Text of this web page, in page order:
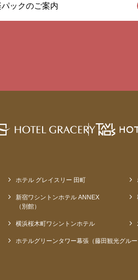
ックのご案内
ホテル グレイスリー 田町
新宿ワシントンホテル ANNEX
（別館）
横浜桜木町ワシントンホテル
ホテルグリーンタワー幕張（藤田観光グル